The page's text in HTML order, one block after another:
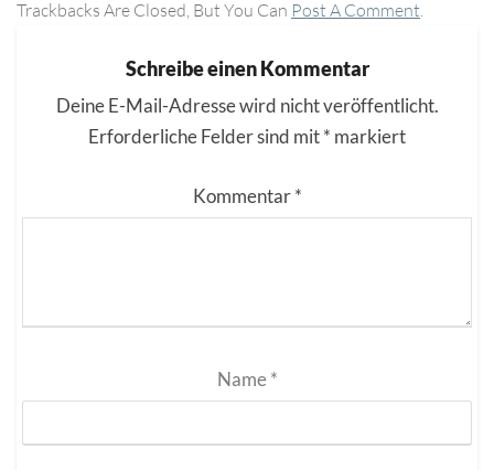
Trackbacks Are Closed, But You Can Post A Comment.
Schreibe einen Kommentar
Deine E-Mail-Adresse wird nicht veröffentlicht.
Erforderliche Felder sind mit* markiert
Kommentar*
Name*